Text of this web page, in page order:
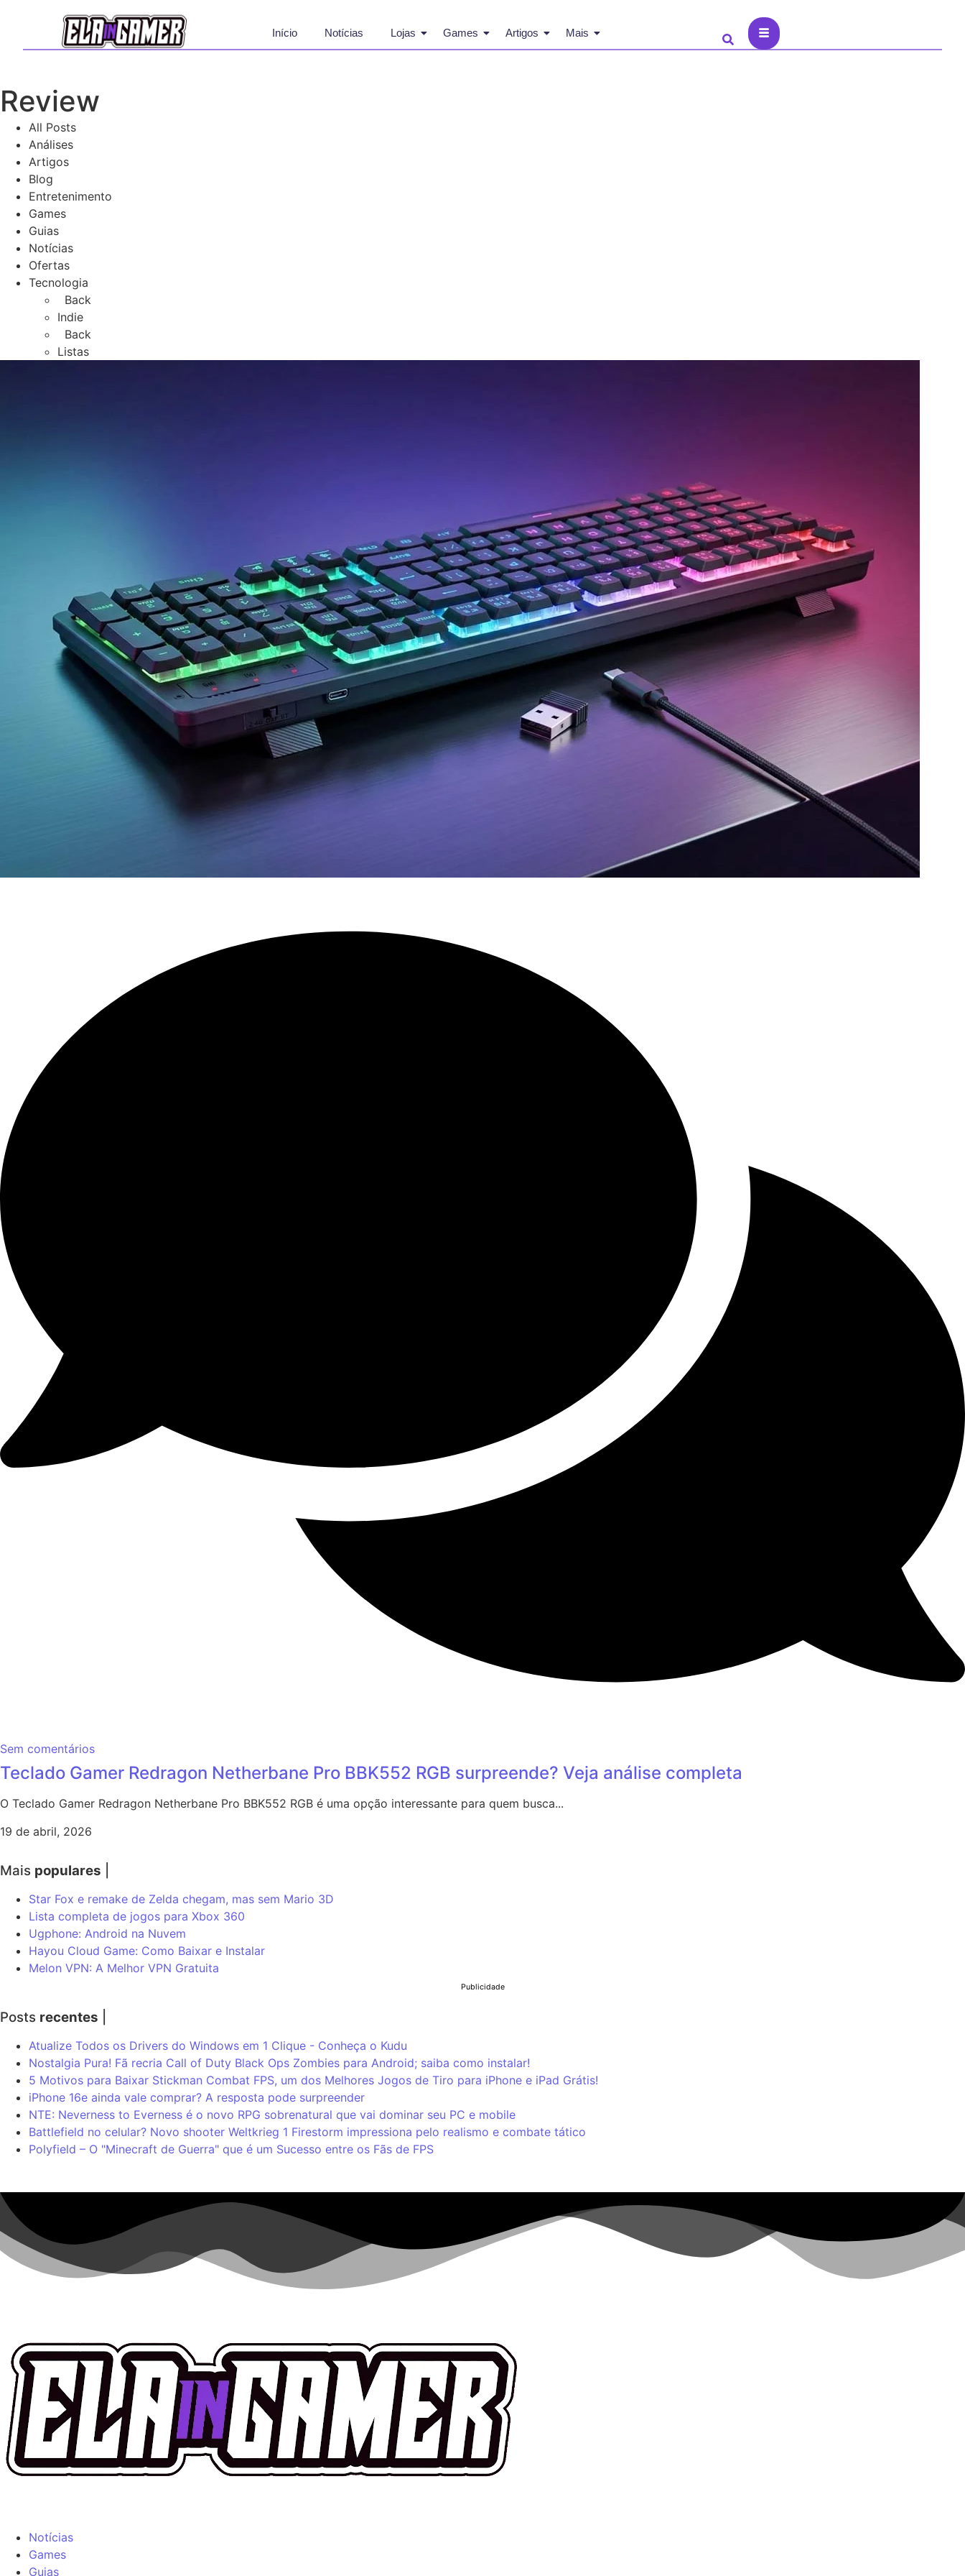
Início Notícias Lojas Games Artigos Mais
Review
All Posts
Análises
Artigos
Blog
Entretenimento
Games
Guias
Notícias
Ofertas
Tecnologia
Back
Indie
Back
Listas
Sem comentários
Teclado Gamer Redragon Netherbane Pro BBK552 RGB surpreende? Veja análise completa
O Teclado Gamer Redragon Netherbane Pro BBK552 RGB é uma opção interessante para quem busca...
19 de abril, 2026
Mais populares
Star Fox e remake de Zelda chegam, mas sem Mario 3D
Lista completa de jogos para Xbox 360
Ugphone: Android na Nuvem
Hayou Cloud Game: Como Baixar e Instalar
Melon VPN: A Melhor VPN Gratuita
Publicidade
Posts recentes
Atualize Todos os Drivers do Windows em 1 Clique - Conheça o Kudu
Nostalgia Pura! Fã recria Call of Duty Black Ops Zombies para Android; saiba como instalar!
5 Motivos para Baixar Stickman Combat FPS, um dos Melhores Jogos de Tiro para iPhone e iPad Grátis!
iPhone 16e ainda vale comprar? A resposta pode surpreender
NTE: Neverness to Everness é o novo RPG sobrenatural que vai dominar seu PC e mobile
Battlefield no celular? Novo shooter Weltkrieg 1 Firestorm impressiona pelo realismo e combate tático
Polyfield – O "Minecraft de Guerra" que é um Sucesso entre os Fãs de FPS
Notícias
Games
Guias